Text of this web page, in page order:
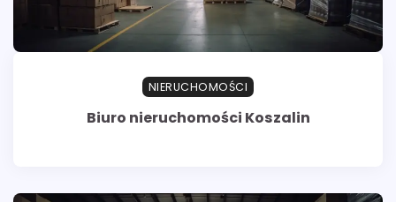
NIERUCHOMOŚCI
Biuro nieruchomości Koszalin